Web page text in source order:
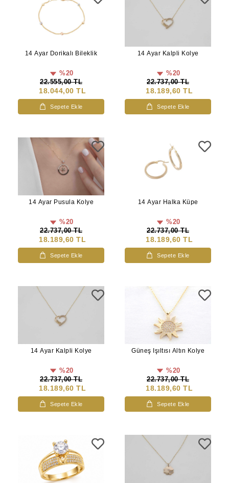
14 Ayar Dorikalı Bileklik
%20
22.555,00 TL
18.044,00 TL
Sepete Ekle
14 Ayar Kalpli Kolye
%20
22.737,00 TL
18.189,60 TL
Sepete Ekle
14 Ayar Pusula Kolye
%20
22.737,00 TL
18.189,60 TL
Sepete Ekle
14 Ayar Halka Küpe
%20
22.737,00 TL
18.189,60 TL
Sepete Ekle
14 Ayar Kalpli Kolye
%20
22.737,00 TL
18.189,60 TL
Sepete Ekle
Güneş Işıltısı Altın Kolye
%20
22.737,00 TL
18.189,60 TL
Sepete Ekle